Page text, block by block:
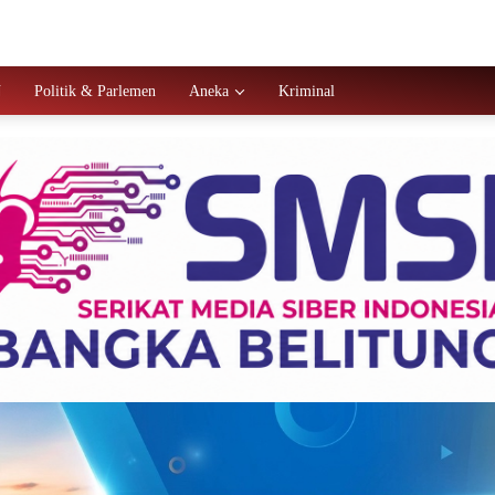
Politik & Parlemen Aneka Kriminal